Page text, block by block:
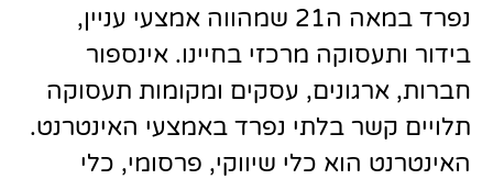
נפרד במאה ה21 שמהווה אמצעי עניין,
בידור ותעסוקה מרכזי בחיינו. אינספור
חברות, ארגונים, עסקים ומקומות תעסוקה
תלויים קשר בלתי נפרד באמצעי האינטרנט.
האינטרנט הוא כלי שיווקי, פרסומי, כלי